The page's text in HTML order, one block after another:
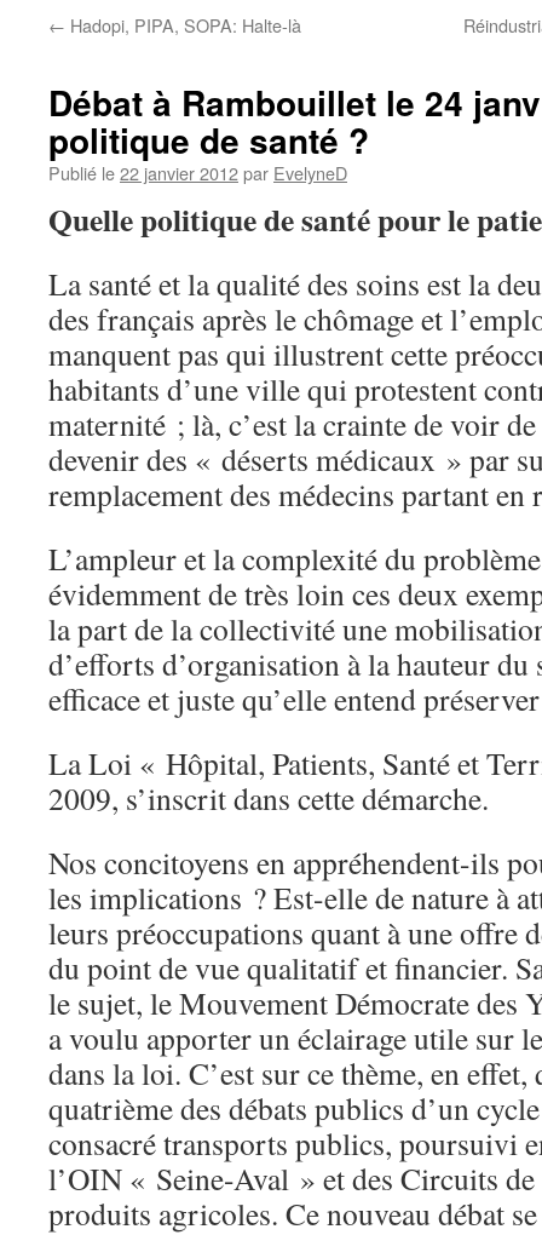
contenu
← Hadopi, PIPA, SOPA: Halte-là
Débat à Rambouillet le 24
politique de santé ?
Publié le22 janvier 2012par EvelyneD
Quelle politique de santé pour le
La santé et la qualité des soins est la
des français après le chômage et
manquent pas qui illustrent cette
habitants d’une ville qui protestent
maternité ; là, c’est la crainte de voir
devenir des « déserts médicaux » par
remplacement des médecins partant en
L’ampleur et la complexité du
évidemment de très loin ces deux
la part de la collectivité une
d’efforts d’organisation à la hauteur du
efficace et juste qu’elle entend
La Loi « Hôpital, Patients, Santé et
2009, s’inscrit dans cette démarche.
Nos concitoyens en appréhendent-ils
les implications ? Est-elle de nature à
leurs préoccupations quant à une offre
du point de vue qualitatif et financier.
le sujet, le Mouvement Démocrate des
a voulu apporter un éclairage utile sur
dans la loi. C’est sur ce thème, en effet,
quatrième des débats publics d’un
consacré transports publics, poursuivi
l’OIN « Seine-Aval » et des Circuits
produits agricoles. Ce nouveau débat